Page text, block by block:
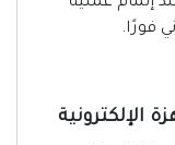
فورًا.